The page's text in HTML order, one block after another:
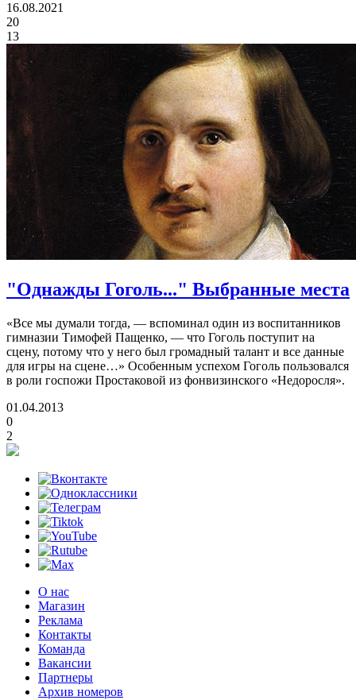
16.08.2021
20
13
"Однажды Гоголь..." Выбранные места
«Все мы думали тогда, — вспоминал один из воспитанников
гимназии Тимофей Пащенко, — что Гоголь поступит на
сцену, потому что у него был громадный талант и все данные
для игры на сцене…» Особенным успехом Гоголь пользовался
в роли госпожи Простаковой из фонвизинского «Недоросля».
01.04.2013
0
2
О нас
Магазин
Реклама
Контакты
Команда
Вакансии
Партнеры
Архив номеров